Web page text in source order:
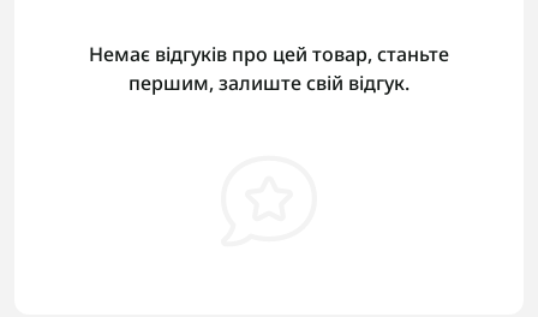
Немає відгуків про цей товар, станьте
першим, залиште свій відгук.